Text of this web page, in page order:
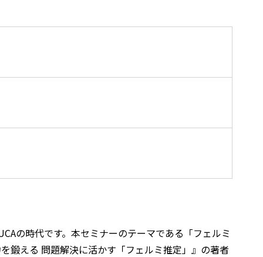
の時代です。本セミナーのテーマである「フェルミ
鍛える 問題解決に活かす「フェルミ推定」』の著者